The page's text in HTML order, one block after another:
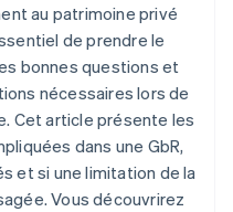
au patrimoine privé
de prendre le
bonnes questions et
nécessaires lors de
Cet article présente les
dans une GbR,
et si une limitation de la
Vous découvrirez